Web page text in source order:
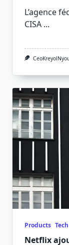
L’agence
CISA ...
Products Tech
Netflix